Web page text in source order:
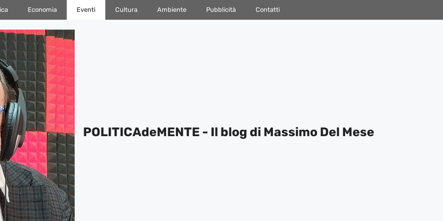
Economia Eventi Cultura Ambiente Pubblicità Contatti
POLITICAdeMENTE - Il blog di Massimo Del Mese